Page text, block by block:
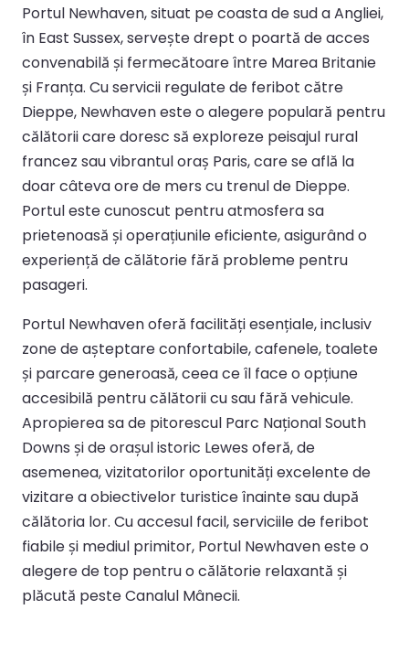
Portul Newhaven, situat pe coasta de sud a Angliei,
în East Sussex, servește drept o poartă de acces
convenabilă și fermecătoare între Marea Britanie
și Franța. Cu servicii regulate de feribot către
Dieppe, Newhaven este o alegere populară pentru
călătorii care doresc să exploreze peisajul rural
francez sau vibrantul oraș Paris, care se află la
doar câteva ore de mers cu trenul de Dieppe.
Portul este cunoscut pentru atmosfera sa
prietenoasă și operațiunile eficiente, asigurând o
experiență de călătorie fără probleme pentru
pasageri.
Portul Newhaven oferă facilități esențiale, inclusiv
zone de așteptare confortabile, cafenele, toalete
și parcare generoasă, ceea ce îl face o opțiune
accesibilă pentru călătorii cu sau fără vehicule.
Apropierea sa de pitorescul Parc Național South
Downs și de orașul istoric Lewes oferă, de
asemenea, vizitatorilor oportunități excelente de
vizitare a obiectivelor turistice înainte sau după
călătoria lor. Cu accesul facil, serviciile de feribot
fiabile și mediul primitor, Portul Newhaven este o
alegere de top pentru o călătorie relaxantă și
plăcută peste Canalul Mânecii.